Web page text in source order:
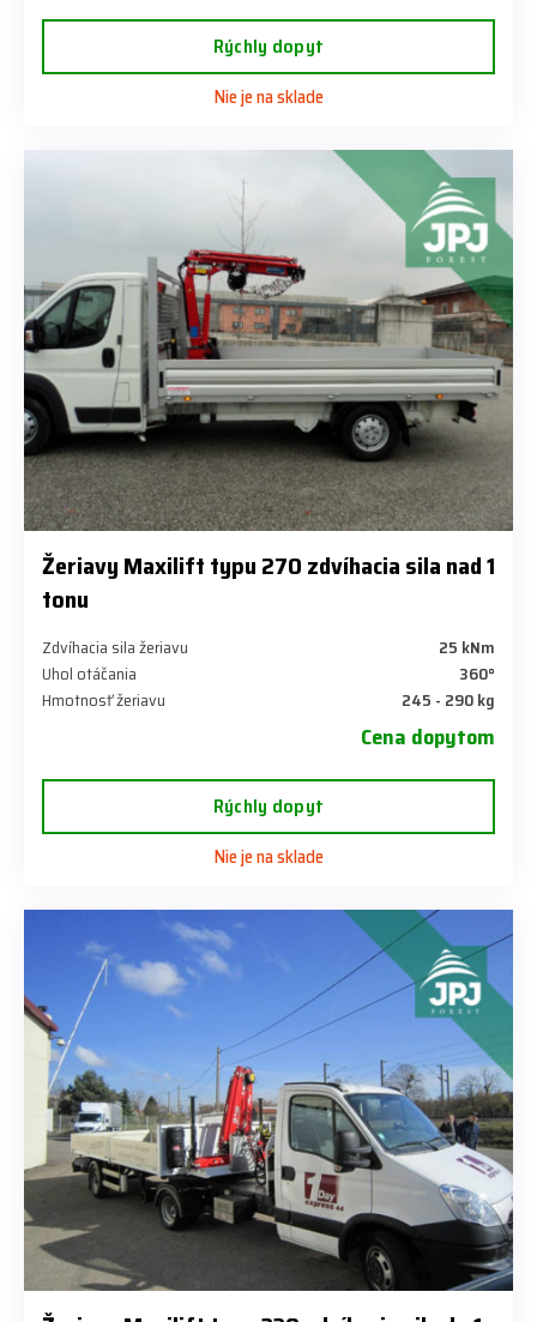
Rýchly dopyt
Nie je na sklade
Žeriavy Maxilift typu 270 zdvíhacia sila nad 1
tonu
Zdvíhacia sila žeriavu
25 kNm
Uhol otáčania
360°
Hmotnosť žeriavu
245 - 290 kg
Cena dopytom
Rýchly dopyt
Nie je na sklade